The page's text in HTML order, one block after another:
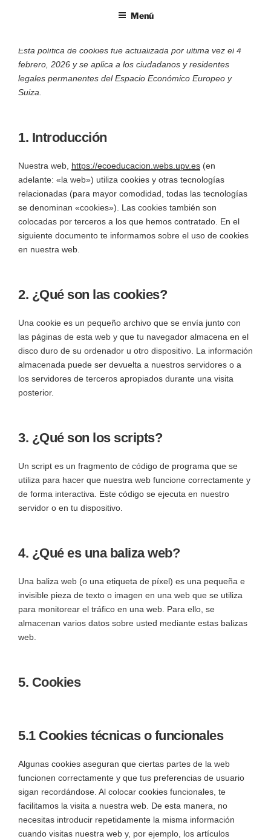
Menú
Esta política de cookies fue actualizada por última vez el 4
febrero, 2026 y se aplica a los ciudadanos y residentes
legales permanentes del Espacio Económico Europeo y
Suiza.
1. Introducción
Nuestra web, https://ecoeducacion.webs.upv.es (en
adelante: «la web») utiliza cookies y otras tecnologías
relacionadas (para mayor comodidad, todas las tecnologías
se denominan «cookies»). Las cookies también son
colocadas por terceros a los que hemos contratado. En el
siguiente documento te informamos sobre el uso de cookies
en nuestra web.
2. ¿Qué son las cookies?
Una cookie es un pequeño archivo que se envía junto con
las páginas de esta web y que tu navegador almacena en el
disco duro de su ordenador u otro dispositivo. La información
almacenada puede ser devuelta a nuestros servidores o a
los servidores de terceros apropiados durante una visita
posterior.
3. ¿Qué son los scripts?
Un script es un fragmento de código de programa que se
utiliza para hacer que nuestra web funcione correctamente y
de forma interactiva. Este código se ejecuta en nuestro
servidor o en tu dispositivo.
4. ¿Qué es una baliza web?
Una baliza web (o una etiqueta de píxel) es una pequeña e
invisible pieza de texto o imagen en una web que se utiliza
para monitorear el tráfico en una web. Para ello, se
almacenan varios datos sobre usted mediante estas balizas
web.
5. Cookies
5.1 Cookies técnicas o funcionales
Algunas cookies aseguran que ciertas partes de la web
funcionen correctamente y que tus preferencias de usuario
sigan recordándose. Al colocar cookies funcionales, te
facilitamos la visita a nuestra web. De esta manera, no
necesitas introducir repetidamente la misma información
cuando visitas nuestra web y, por ejemplo, los artículos